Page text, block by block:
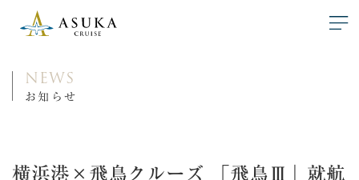
NEWS
お知らせ
横浜港×飛鳥クルーズ 「飛鳥Ⅲ」就航